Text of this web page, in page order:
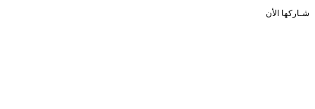
شـاركها الأن